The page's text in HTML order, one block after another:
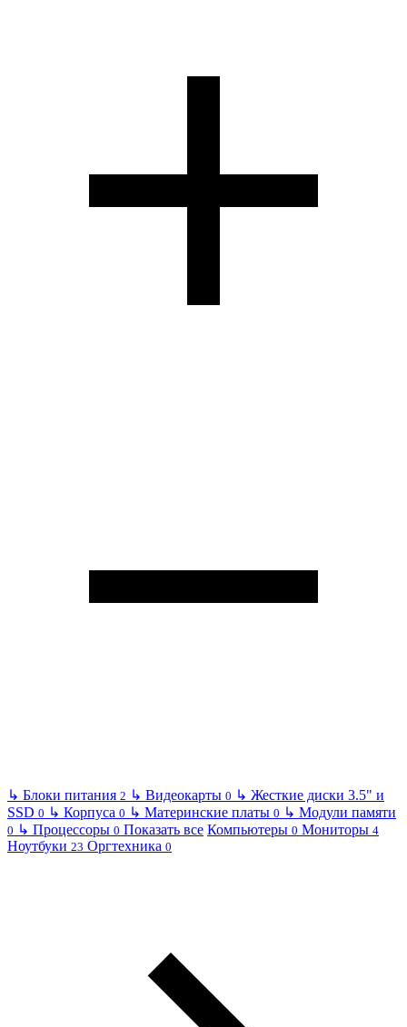
↳ Блоки питания 2 ↳ Видеокарты 0 ↳ Жесткие диски 3.5" и
SSD 0 ↳ Корпуса 0 ↳ Материнские платы 0 ↳ Модули памяти
0 ↳ Процессоры 0 Показать все Компьютеры 0 Мониторы 4
Ноутбуки 23 Оргтехника 0